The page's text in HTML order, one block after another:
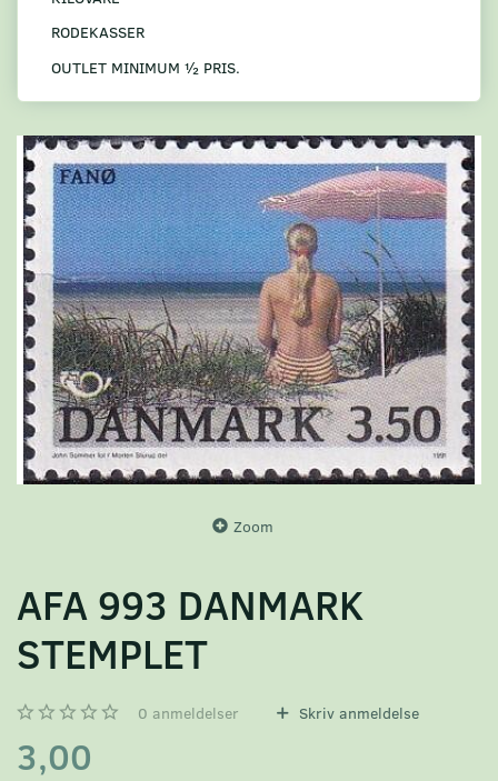
RODEKASSER
OUTLET MINIMUM ½ PRIS.
Zoom
AFA 993 DANMARK
STEMPLET
0 anmeldelser Skriv anmeldelse
3,00